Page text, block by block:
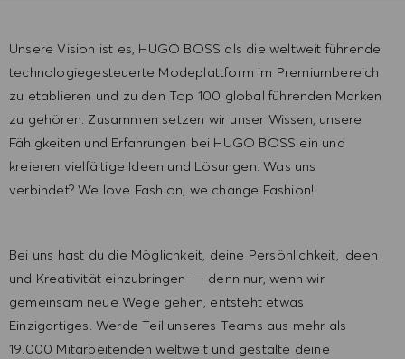
Unsere Vision ist es, HUGO BOSS als die weltweit führende
technologiegesteuerte Modeplattform im Premiumbereich
zu etablieren und zu den Top 100 global führenden Marken
zu gehören. Zusammen setzen wir unser Wissen, unsere
Fähigkeiten und Erfahrungen bei HUGO BOSS ein und
kreieren vielfältige Ideen und Lösungen. Was uns
verbindet? We love Fashion, we change Fashion!
Bei uns hast du die Möglichkeit, deine Persönlichkeit, Ideen
und Kreativität einzubringen — denn nur, wenn wir
gemeinsam neue Wege gehen, entsteht etwas
Einzigartiges. Werde Teil unseres Teams aus mehr als
19.000 Mitarbeitenden weltweit und gestalte deine